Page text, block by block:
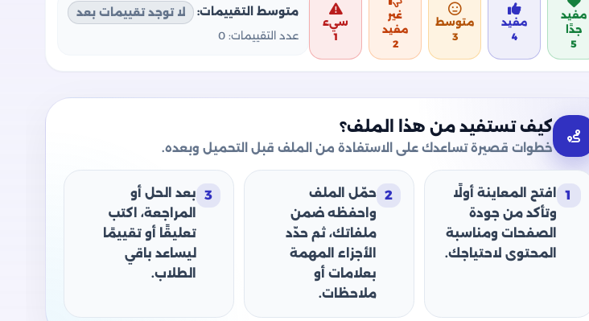
مفيد
جدًا
5
مفيد
4
متوسط
3
غير
مفيد
2
سيء
1
متوسط التقييمات:
لا توجد تقييمات بعد
عدد التقييمات: 0
كيف تستفيد من هذا الملف؟
خطوات قصيرة تساعدك على الاستفادة من الملف قبل التحميل وبعده.
1
افتح المعاينة أولًا
وتأكد من جودة
الصفحات ومناسبة
المحتوى لاحتياجك.
2 حمّل الملف
واحفظه ضمن
ملفاتك، ثم حدّد
الأجزاء المهمة
بعلامات أو
ملاحظات.
3
بعد الحل أو
المراجعة، اكتب
تعليقًا أو تقييمًا
ليساعد باقي
الطلاب.